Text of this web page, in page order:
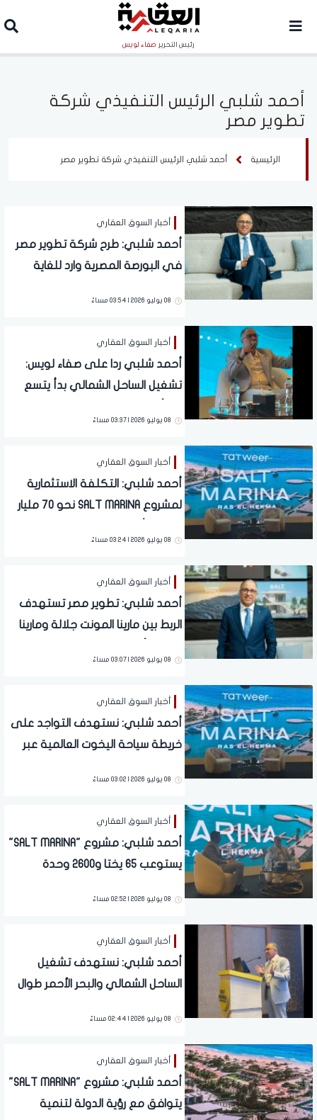
رئيس التحرير صفاء لويس
أحمد شلبي الرئيس التنفيذي شركة
تطوير مصر
الرئيسية أحمد شلبي الرئيس التنفيذي شركة تطوير مصر
أخبار السوق العقاري
أحمد شلبي: طرح شركة تطوير مصر
في البورصة المصرية وارد للغاية
08 يوليو 2026 | 03:54 مساءً
أخبار السوق العقاري
أحمد شلبي ردا على صفاء لويس:
تشغيل الساحل الشمالي بدأ يتسع
08 يوليو 2026 | 03:37 مساءً
أخبار السوق العقاري
أحمد شلبي: التكلفة الاستثمارية
لمشروع SALT MARINA نحو 70 مليار
08 يوليو 2026 | 03:24 مساءً
أخبار السوق العقاري
أحمد شلبي: تطوير مصر تستهدف
الربط بين مارينا المونت جلالة ومارينا
08 يوليو 2026 | 03:07 مساءً
أخبار السوق العقاري
أحمد شلبي: نستهدف التواجد على
خريطة سياحة اليخوت العالمية عبر
08 يوليو 2026 | 03:02 مساءً
أخبار السوق العقاري
أحمد شلبي: مشروع "SALT MARINA"
يستوعب 65 يختا و2600 وحدة
08 يوليو 2026 | 02:52 مساءً
أخبار السوق العقاري
أحمد شلبي: نستهدف تشغيل
الساحل الشمالي والبحر الأحمر طوال
08 يوليو 2026 | 02:44 مساءً
أخبار السوق العقاري
أحمد شلبي: مشروع "SALT MARINA"
يتوافق مع رؤية الدولة لتنمية